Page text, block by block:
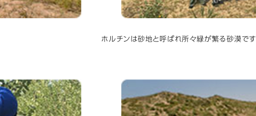
ホルチンは砂地と呼ばれ所々緑が繁る砂漠です